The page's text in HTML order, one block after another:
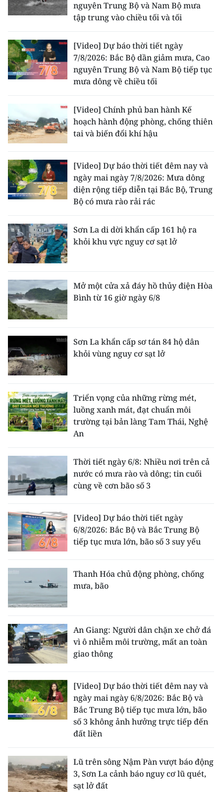
nguyên Trung Bộ và Nam Bộ mưa
tập trung vào chiều tối và tối
[Video] Dự báo thời tiết ngày
7/8/2026: Bắc Bộ dần giảm mưa, Cao
nguyên Trung Bộ và Nam Bộ tiếp tục
mưa dông về chiều tối
[Video] Chính phủ ban hành Kế
hoạch hành động phòng, chống thiên
tai và biến đổi khí hậu
[Video] Dự báo thời tiết đêm nay và
ngày mai ngày 7/8/2026: Mưa dông
diện rộng tiếp diễn tại Bắc Bộ, Trung
Bộ có mưa rào rải rác
Sơn La di dời khẩn cấp 161 hộ ra
khỏi khu vực nguy cơ sạt lở
Mở một cửa xả đáy hồ thủy điện Hòa
Bình từ 16 giờ ngày 6/8
Sơn La khẩn cấp sơ tán 84 hộ dân
khỏi vùng nguy cơ sạt lở
Triển vọng của những rừng mét,
luồng xanh mát, đạt chuẩn môi
trường tại bản làng Tam Thái, Nghệ
An
Thời tiết ngày 6/8: Nhiều nơi trên cả
nước có mưa rào và dông; tin cuối
cùng về cơn bão số 3
[Video] Dự báo thời tiết ngày
6/8/2026: Bắc Bộ và Bắc Trung Bộ
tiếp tục mưa lớn, bão số 3 suy yếu
Thanh Hóa chủ động phòng, chống
mưa, bão
An Giang: Người dân chặn xe chở đá
vì ô nhiễm môi trường, mất an toàn
giao thông
[Video] Dự báo thời tiết đêm nay và
ngày mai ngày 6/8/2026: Bắc Bộ và
Bắc Trung Bộ tiếp tục mưa lớn, bão
số 3 không ảnh hưởng trực tiếp đến
đất liền
Lũ trên sông Nậm Pàn vượt báo động
3, Sơn La cảnh báo nguy cơ lũ quét,
sạt lở đất